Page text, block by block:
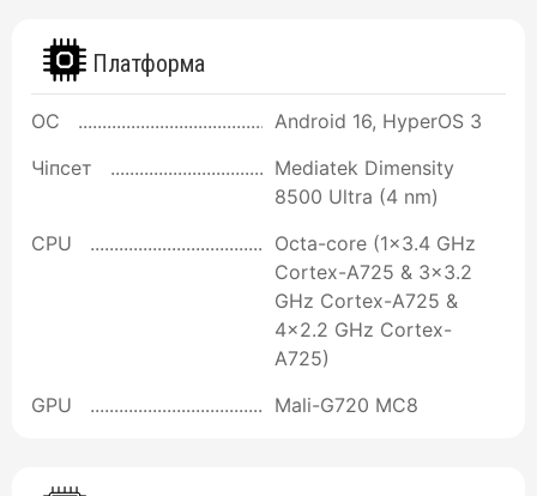
Платформа
ОС
Android 16, HyperOS 3
Чіпсет
Mediatek Dimensity
8500 Ultra (4 nm)
CPU
Octa-core (1x3.4 GHz
Cortex-A725 & 3x3.2
GHz Cortex-A725 &
4x2.2 GHz Cortex-
A725)
GPU
Mali-G720 MC8